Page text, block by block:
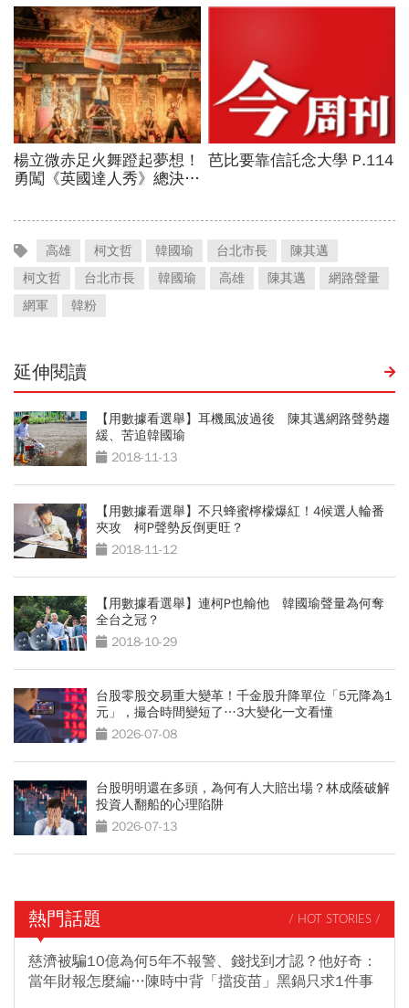
高雄 柯文哲 韓國瑜 台北市長
陳其邁
柯文哲
台北市長 韓國瑜 高雄 陳其邁
網路聲量
網軍
韓粉
延伸閱讀
【用數據看選舉】耳機風波過後 陳其邁網路聲勢趨
緩、苦追韓國瑜
2018-11-13
【用數據看選舉】不只蜂蜜檸檬爆紅！4候選人輪番
夾攻 柯P聲勢反倒更旺？
2018-11-12
【用數據看選舉】連柯P也輸他 韓國瑜聲量為何奪
全台之冠？
2018-10-29
台股零股交易重大變革！千金股升降單位「5元降為1
元」，撮合時間變短了…3大變化一文看懂
2026-07-08
台股明明還在多頭，為何有人大賠出場？林成蔭破解
投資人翻船的心理陷阱
2026-07-13
熱門話題 / HOT STORIES /
慈濟被騙10億為何5年不報警、錢找到才認？他好奇：
當年財報怎麼編…陳時中背「擋疫苗」黑鍋只求1件事